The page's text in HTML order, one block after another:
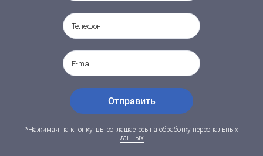
Отправить
*Нажимая на кнопку, вы соглашаетесь на обработку персональных
данных